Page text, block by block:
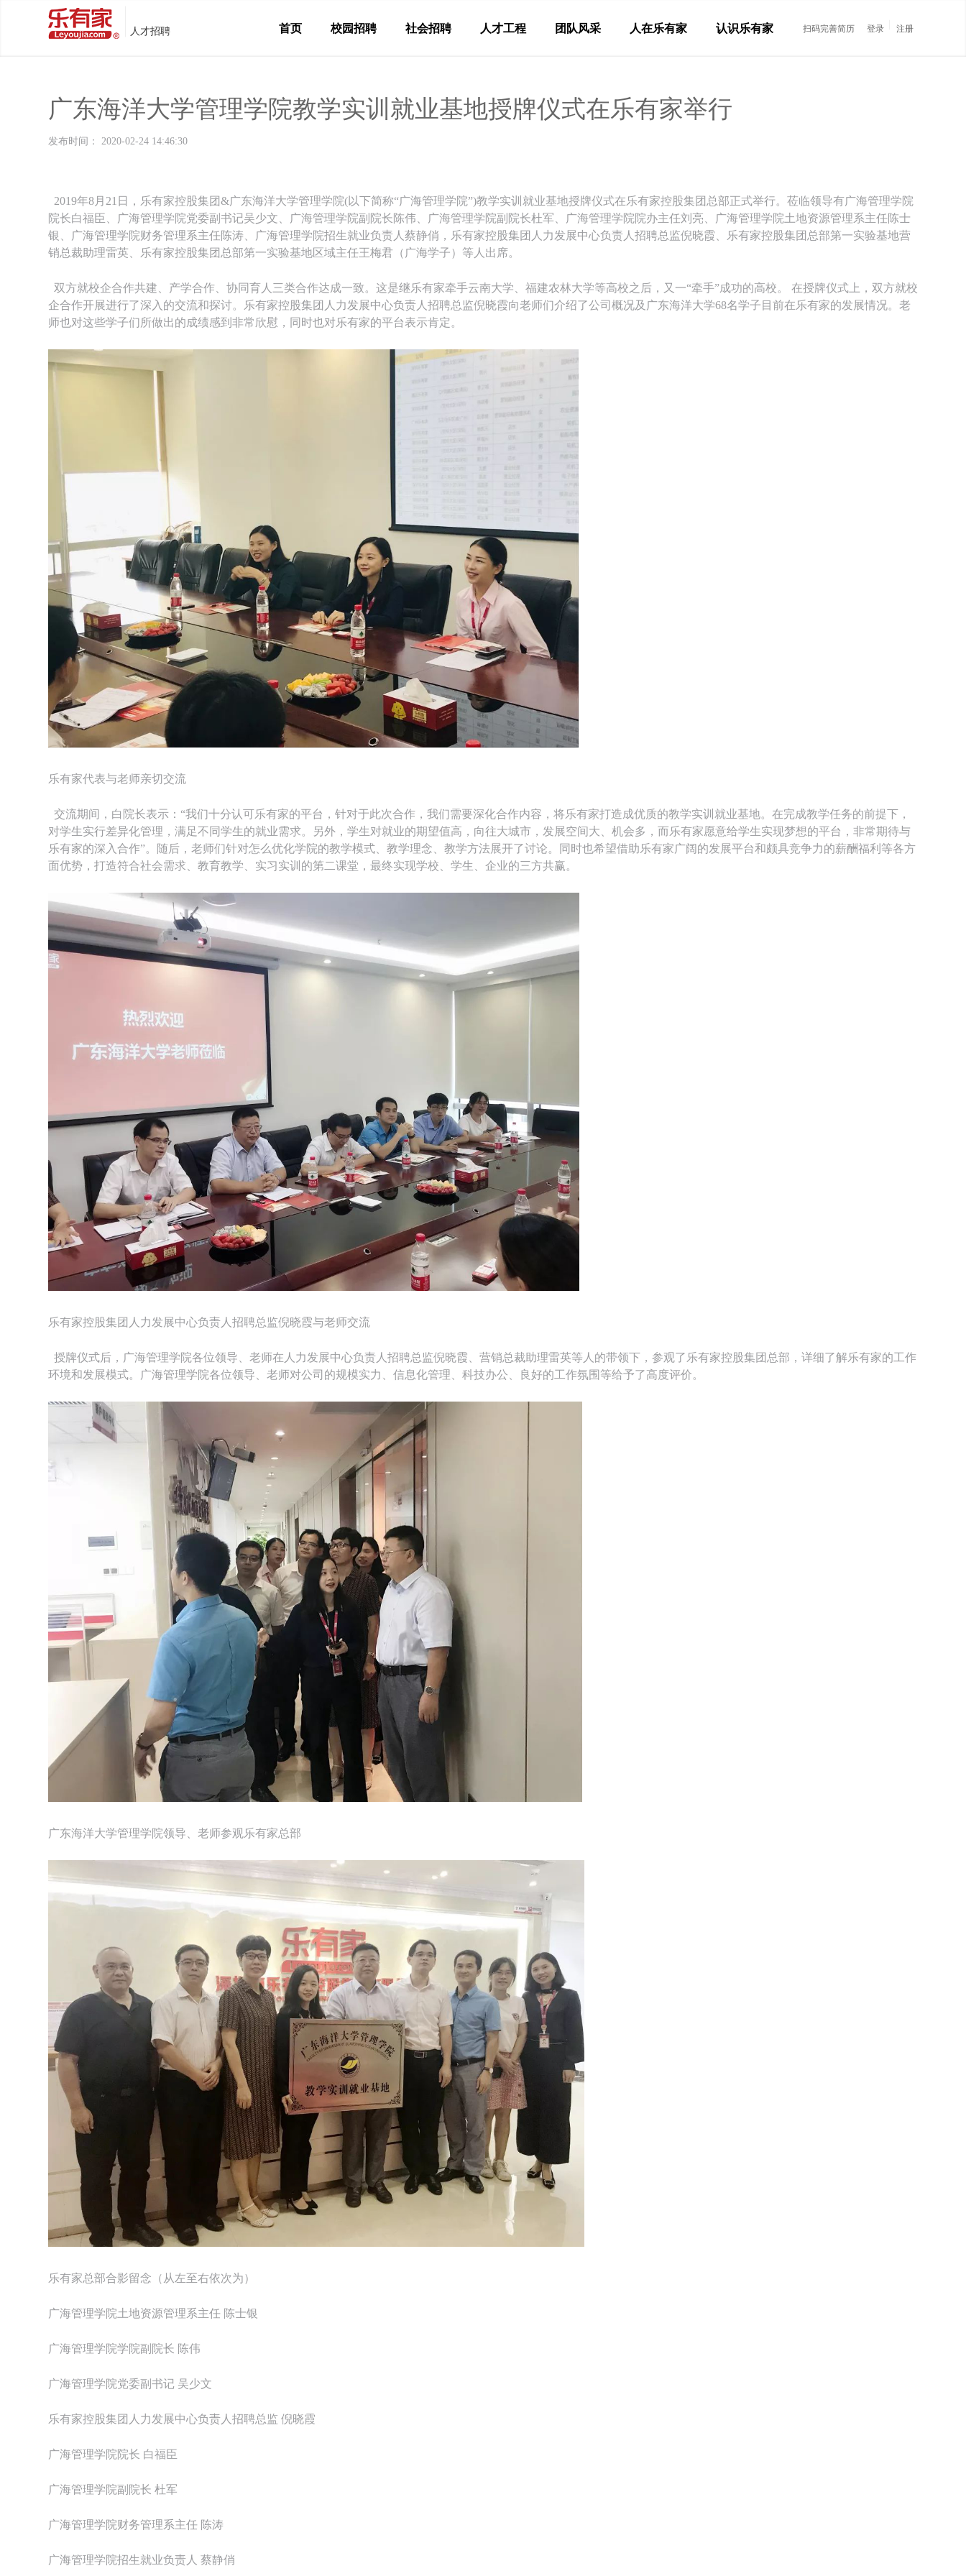
人才招聘 扫码完善简历 登录 注册
首页 校园招聘 社会招聘 人才工程 团队风采 人在乐有家 认识乐有家
广东海洋大学管理学院教学实训就业基地授牌仪式在乐有家举行
发布时间： 2020-02-24 14:46:30
2019年8月21日，乐有家控股集团&广东海洋大学管理学院(以下简称“广海管理学院”)教学实训就业基地授牌仪式在乐有家控股集团总部正式举行。莅临领导有广海管理学院
院长白福臣、广海管理学院党委副书记吴少文、广海管理学院副院长陈伟、广海管理学院副院长杜军、广海管理学院院办主任刘亮、广海管理学院土地资源管理系主任陈士
银、广海管理学院财务管理系主任陈涛、广海管理学院招生就业负责人蔡静俏，乐有家控股集团人力发展中心负责人招聘总监倪晓霞、乐有家控股集团总部第一实验基地营
销总裁助理雷英、乐有家控股集团总部第一实验基地区域主任王梅君（广海学子）等人出席。
双方就校企合作共建、产学合作、协同育人三类合作达成一致。这是继乐有家牵手云南大学、福建农林大学等高校之后，又一“牵手”成功的高校。 在授牌仪式上，双方就校
企合作开展进行了深入的交流和探讨。乐有家控股集团人力发展中心负责人招聘总监倪晓霞向老师们介绍了公司概况及广东海洋大学68名学子目前在乐有家的发展情况。老
师也对这些学子们所做出的成绩感到非常欣慰，同时也对乐有家的平台表示肯定。
乐有家代表与老师亲切交流
交流期间，白院长表示：“我们十分认可乐有家的平台，针对于此次合作，我们需要深化合作内容，将乐有家打造成优质的教学实训就业基地。在完成教学任务的前提下，
对学生实行差异化管理，满足不同学生的就业需求。另外，学生对就业的期望值高，向往大城市，发展空间大、机会多，而乐有家愿意给学生实现梦想的平台，非常期待与
乐有家的深入合作”。随后，老师们针对怎么优化学院的教学模式、教学理念、教学方法展开了讨论。同时也希望借助乐有家广阔的发展平台和颇具竞争力的薪酬福利等各方
面优势，打造符合社会需求、教育教学、实习实训的第二课堂，最终实现学校、学生、企业的三方共赢。
乐有家控股集团人力发展中心负责人招聘总监倪晓霞与老师交流
授牌仪式后，广海管理学院各位领导、老师在人力发展中心负责人招聘总监倪晓霞、营销总裁助理雷英等人的带领下，参观了乐有家控股集团总部，详细了解乐有家的工作
环境和发展模式。广海管理学院各位领导、老师对公司的规模实力、信息化管理、科技办公、良好的工作氛围等给予了高度评价。
广东海洋大学管理学院领导、老师参观乐有家总部
乐有家总部合影留念（从左至右依次为）
广海管理学院土地资源管理系主任 陈士银
广海管理学院学院副院长 陈伟
广海管理学院党委副书记 吴少文
乐有家控股集团人力发展中心负责人招聘总监 倪晓霞
广海管理学院院长 白福臣
广海管理学院副院长 杜军
广海管理学院财务管理系主任 陈涛
广海管理学院招生就业负责人 蔡静俏